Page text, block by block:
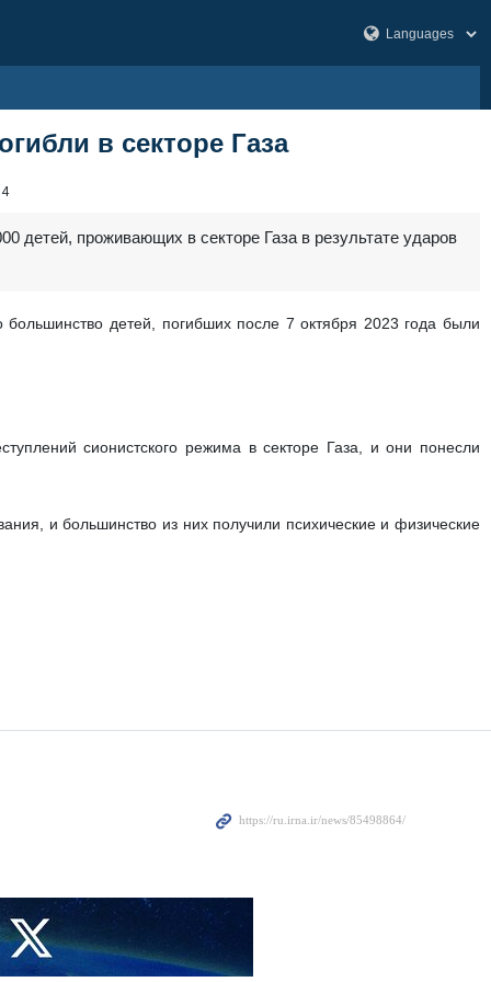
в секторе Газа
проживающих в секторе Газа в результате ударов
детей, погибших после 7 октября 2023 года были
сионистского режима в секторе Газа, и они понесли
и большинство из них получили психические и физические